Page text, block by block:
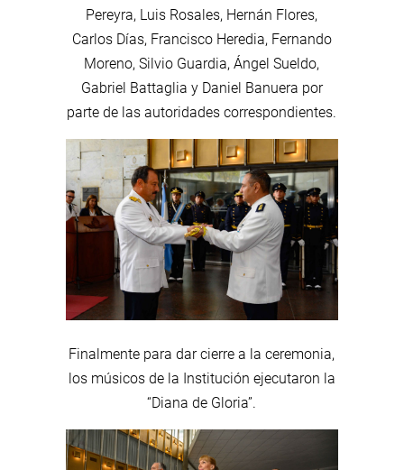
Pereyra, Luis Rosales, Hernán Flores,
Carlos Días, Francisco Heredia, Fernando
Moreno, Silvio Guardia, Ángel Sueldo,
Gabriel Battaglia y Daniel Banuera por
parte de las autoridades correspondientes.
Finalmente para dar cierre a la ceremonia,
los músicos de la Institución ejecutaron la
“Diana de Gloria”.